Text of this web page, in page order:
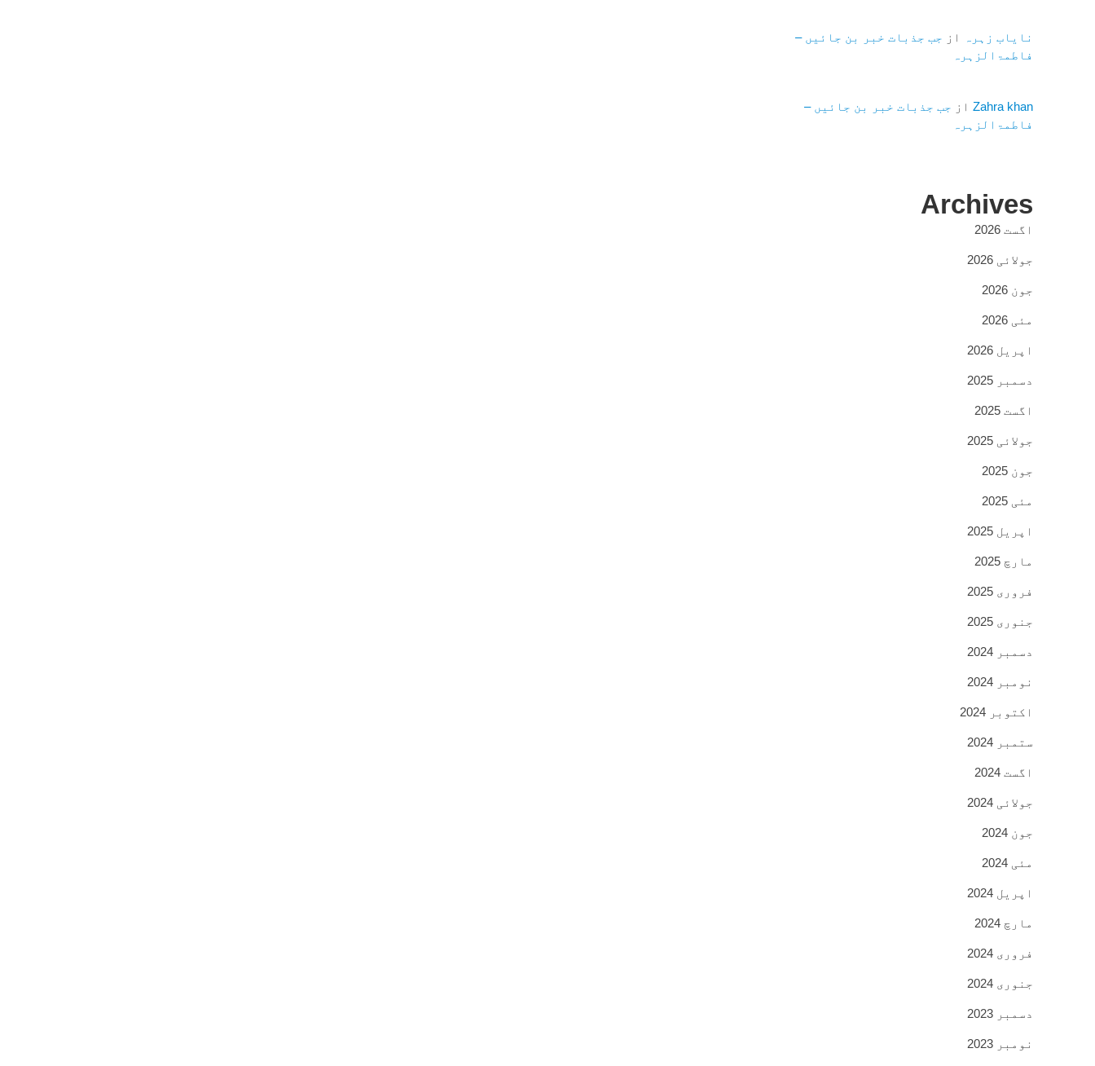
نایاب زہرہ از جب جذبات خبر بن جائیں –
فاطمۃالزہرہ
Zahra khanاز جب جذبات خبر بن جائیں –
فاطمۃالزہرہ
Archives
اگست 2026
جولائی 2026
جون 2026
مئی 2026
اپریل 2026
دسمبر 2025
اگست 2025
جولائی 2025
جون 2025
مئی 2025
اپریل 2025
مارچ 2025
فروری 2025
جنوری 2025
دسمبر 2024
نومبر 2024
اکتوبر 2024
ستمبر 2024
اگست 2024
جولائی 2024
جون 2024
مئی 2024
اپریل 2024
مارچ 2024
فروری 2024
جنوری 2024
دسمبر 2023
نومبر 2023